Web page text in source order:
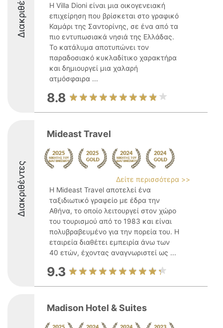
Η Villa Dioni είναι μια οικογενειακή
επιχείρηση που βρίσκεται στο γραφικό
Καμάρι της Σαντορίνης, σε ένα από τα
πιο εντυπωσιακά νησιά της Ελλάδας.
Το κατάλυμα αποτυπώνει τον
παραδοσιακό κυκλαδίτικο χαρακτήρα
και δημιουργεί μια χαλαρή
ατμόσφαιρα ...
8.8
Διακριθέντες
Mideast Travel
Δείτε περισσότερα >>
Η Mideast Travel αποτελεί ένα
ταξιδιωτικό γραφείο με έδρα την
Αθήνα, το οποίο λειτουργεί στον χώρο
του τουρισμού από το 1983 και είναι
πολυβραβευμένο για την πορεία του. Η
εταιρεία διαθέτει εμπειρία άνω των
40 ετών, έχοντας αναγνωριστεί ως ...
9.3
Madison Hotel & Suites